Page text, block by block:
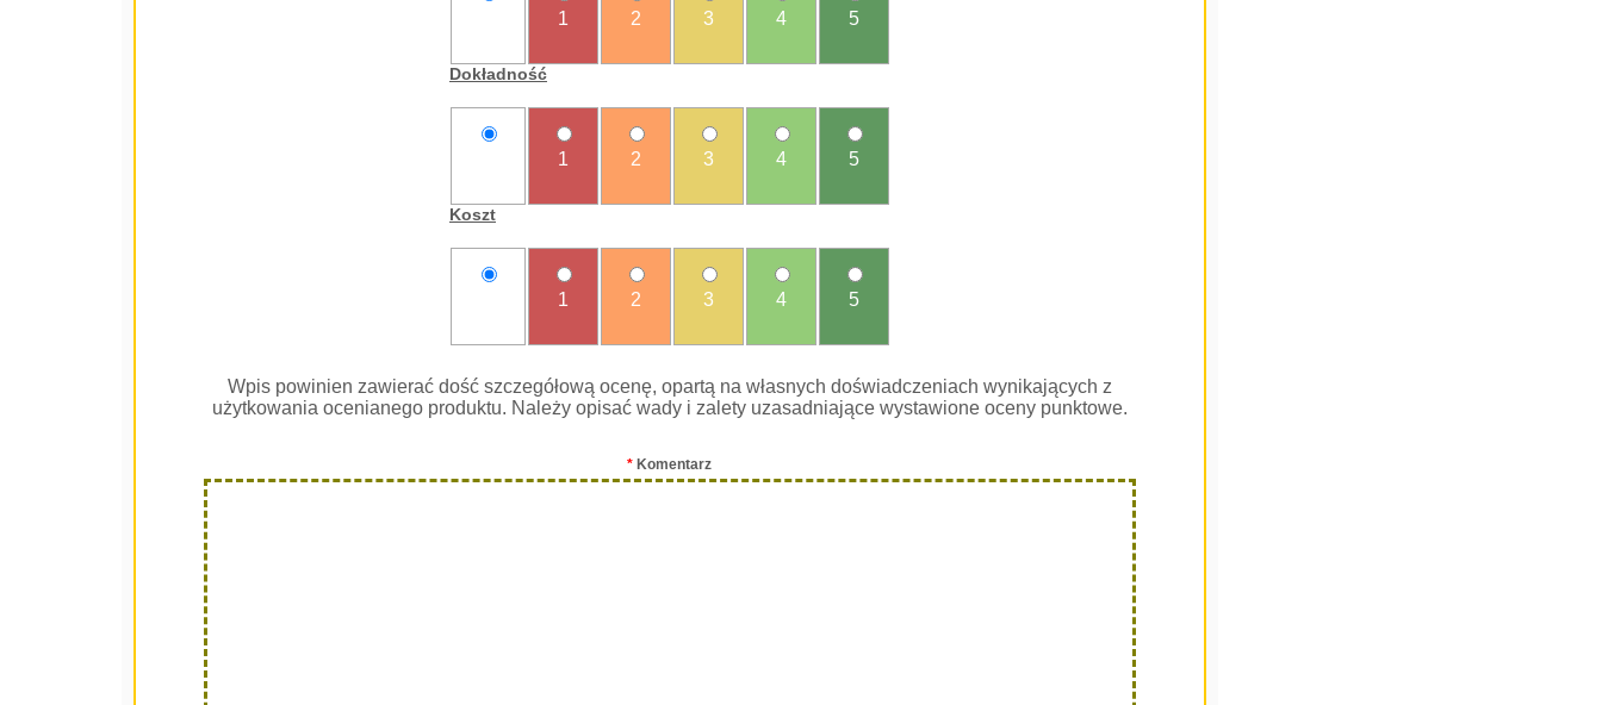
1 2 3 4 5
Dokładność
1 2 3 4 5
Koszt
1 2 3 4 5
Wpis powinien zawierać dość szczegółową ocenę, opartą na własnych doświadczeniach wynikających z
użytkowania ocenianego produktu. Należy opisać wady i zalety uzasadniające wystawione oceny punktowe.
* Komentarz